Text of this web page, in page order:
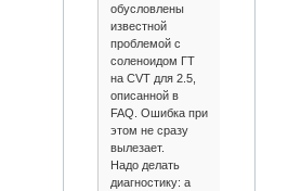
обусловлены
известной
проблемой с
соленоидом ГТ
на CVT для 2.5,
описанной в
FAQ. Ошибка при
этом не сразу
вылезает.
Надо делать
диагностику: а